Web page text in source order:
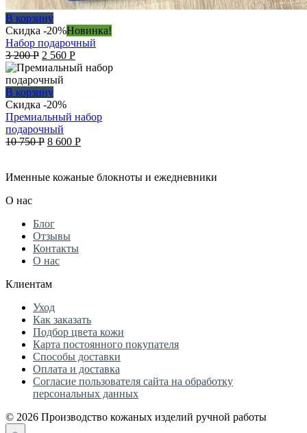
В корзину
Скидка -20%Новинка!
Набор подарочный
3 200Р Original
price
was:
3
200 руб..
2 560 РCurrent
price
В корзину
Скидка -20%
Премиальный набор
подарочный
10 750Р Original
10
8 600 РCurrent
8
Именные кожаные блокноты и ежедневники
О нас
Блог
Отзывы
Контакты
О нас
Клиентам
Уход
Как заказать
Подбор цвета кожи
Карта постоянного покупателя
Способы доставки
Оплата и доставка
Согласие пользователя сайта на обработку
персональных данных
© 2026 Производство кожаных изделий ручной работы